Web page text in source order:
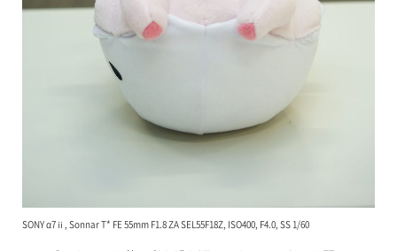
SONY α7ⅱ, Sonnar T* FE 55mm F1.8 ZA SEL55F18Z, ISO400, F4.0, SS 1/60